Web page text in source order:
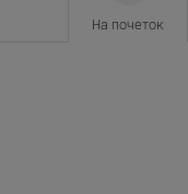
На почеток